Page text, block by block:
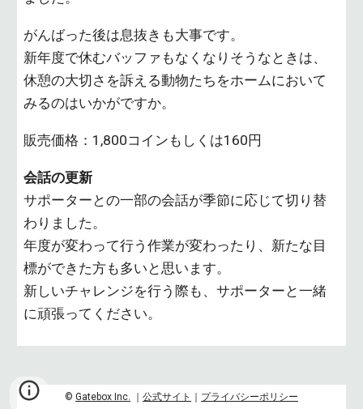
がんばった後は息抜きも大事です。
新年度で休むバッファもなくなりそうなときは、
休憩の大切さを訴える動物たちをホームにおいて
みるのはいかがですか。
販売価格：1,800コインもしくは160円
会話の更新
サポーターとの一部の会話が季節に応じて切り替
わりました。
年度が変わって行う作業が変わったり、新たな目
標ができた方も多いと思います。
新しいチャレンジを行う際も、サポーターと一緒
に頑張ってください。
© Gatebox Inc. 公式サイト プライバシーポリシー